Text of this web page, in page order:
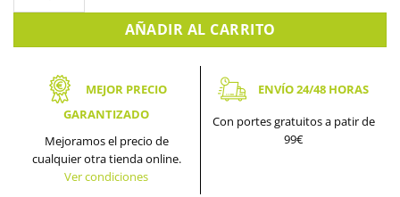
AÑADIR AL CARRITO
MEJOR PRECIO
GARANTIZADO
Mejoramos el precio de
cualquier otra tienda online.
Ver condiciones
ENVÍO 24/48 HORAS
Con portes gratuitos a patir de
99€